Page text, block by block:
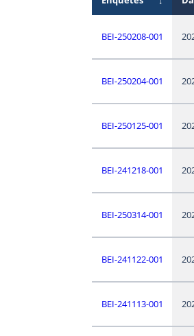
BEI-250208-001
BEI-250204-001
BEI-250125-001
BEI-241218-001
BEI-250314-001
BEI-241122-001
BEI-241113-001